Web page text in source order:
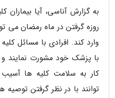
به گزارش آناسی، آیا بیماران
روزه گرفتن در ماه رمضان می
وارد کند. افرادی با مسائل کلیه
با پزشک خود مشورت نمایند
کار به سلامت کلیه ها
توانند با در نظر گرفتن